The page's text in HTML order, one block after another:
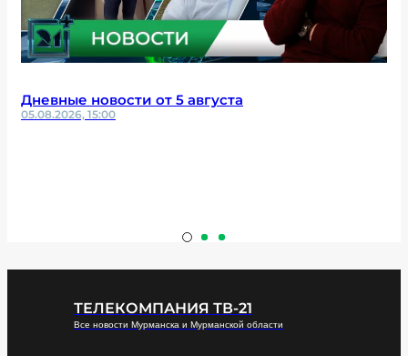
Дневные новости от 5 августа
05.08.2026, 15:00
ТЕЛЕКОМПАНИЯ ТВ-21
Все новости Мурманска и Мурманской области